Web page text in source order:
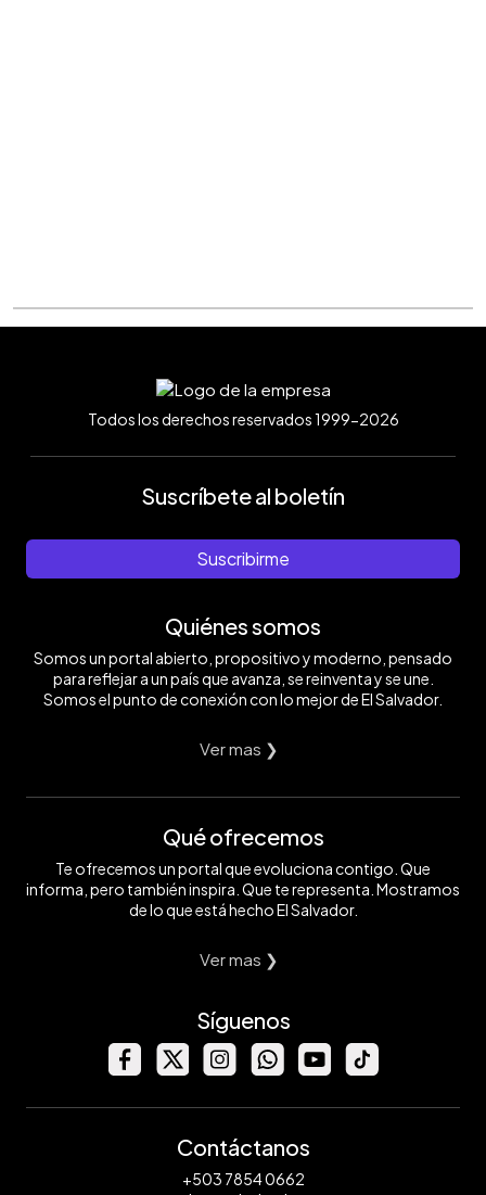
Todos los derechos reservados 1999-2026
Suscríbete al boletín
Suscribirme
Quiénes somos
Somos un portal abierto, propositivo y moderno, pensado
para reflejar a un país que avanza, se reinventa y se une.
Somos el punto de conexión con lo mejor de El Salvador.
Ver mas ❯
Qué ofrecemos
Te ofrecemos un portal que evoluciona contigo. Que
informa, pero también inspira. Que te representa. Mostramos
de lo que está hecho El Salvador.
Ver mas ❯
Síguenos
Contáctanos
+503 7854 0662